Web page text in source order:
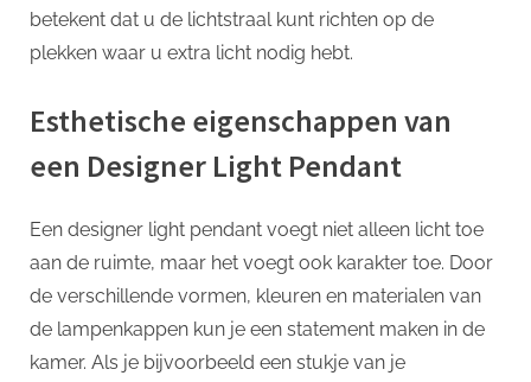
betekent dat u de lichtstraal kunt richten op de
plekken waar u extra licht nodig hebt.
Esthetische eigenschappen van
een Designer Light Pendant
Een designer light pendant voegt niet alleen licht toe
aan de ruimte, maar het voegt ook karakter toe. Door
de verschillende vormen, kleuren en materialen van
de lampenkappen kun je een statement maken in de
kamer. Als je bijvoorbeeld een stukje van je